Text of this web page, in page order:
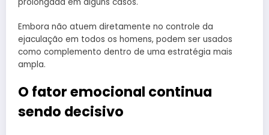
prolongada em alguns casos.
Embora não atuem diretamente no controle da
ejaculação em todos os homens, podem ser usados
como complemento dentro de uma estratégia mais
ampla.
O fator emocional continua
sendo decisivo